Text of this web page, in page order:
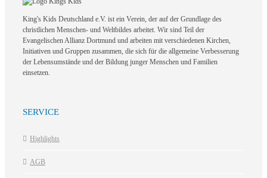
King's Kids Deutschland e.V. ist ein Verein, der auf der Grundlage des
christlichen Menschen- und Weltbildes arbeitet. Wir sind Teil der
Evangelischen Allianz Dortmund und arbeiten mit verschiedenen Kirchen,
Initiativen und Gruppen zusammen, die sich für die allgemeine Verbesserung
der Lebensumstände und der Bildung junger Menschen und Familien
einsetzen.
SERVICE
Highlights
AGB